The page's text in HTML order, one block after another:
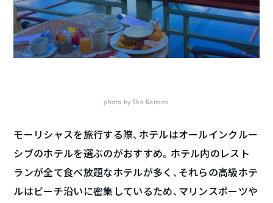
photo by Sho Koizumi
モーリシャスを旅行する際、ホテルはオールインクルー
シブのホテルを選ぶのがおすすめ。ホテル内のレスト
ランが全て食べ放題なホテルが多く、それらの高級ホテ
ルはビーチ沿いに密集しているため、マリンスポーツや